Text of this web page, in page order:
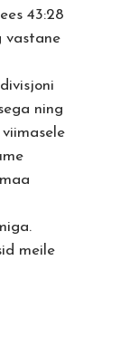
43:28
vastane
ning
meile